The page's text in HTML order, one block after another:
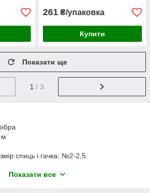
261 ₴/упаковка
Купити
Показати ще
1 / 3
м
спиць і гачка: №2-2,5.
класична, тонка пряжа з мікрофібри,
Показати все